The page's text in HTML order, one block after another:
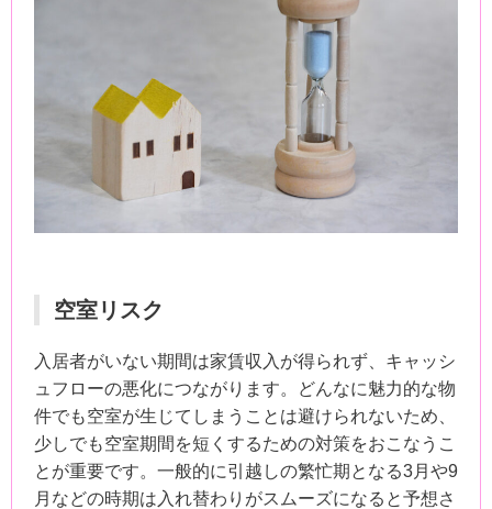
空室リスク
入居者がいない期間は家賃収入が得られず、キャッシ
ュフローの悪化につながります。どんなに魅力的な物
件でも空室が生じてしまうことは避けられないため、
少しでも空室期間を短くするための対策をおこなうこ
とが重要です。一般的に引越しの繁忙期となる3月や9
月などの時期は入れ替わりがスムーズになると予想さ